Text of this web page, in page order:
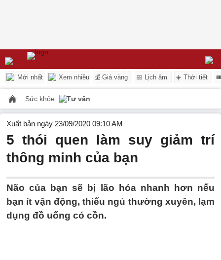
Mới nhất Xem nhiều 💰 Giá vàng 📅 Lịch âm ☀️ Thời tiết
Sức khỏe Tư vấn
Xuất bản ngày 23/09/2020 09:10 AM
5 thói quen làm suy giảm trí
thông minh của bạn
Não của bạn sẽ bị lão hóa nhanh hơn nếu
bạn ít vận động, thiếu ngủ thường xuyên, lạm
dụng đồ uống có cồn.